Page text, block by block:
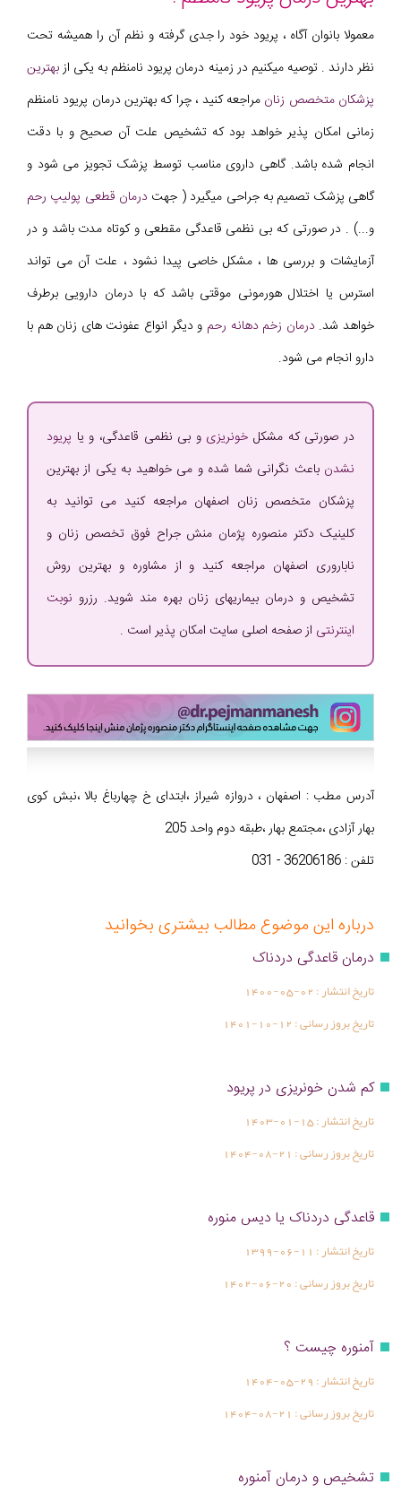
معمولا بانوان آگاه ، پریود خود را جدی گرفته و نظم آن را همیشه تحت
نظر دارند . توصیه میکنیم در زمینه درمان پریود نامنظم به یکی ازبهترین
پزشکان متخصص زنان مراجعه کنید ، چرا که بهترین درمان پریود نامنظم
زمانی امکان پذیر خواهد بود که تشخیص علت آن صحیح و با دقت
انجام شده باشد. گاهی داروی مناسب توسط پزشک تجویز می شود و
گاهی پزشک تصمیم به جراحی میگیرد ( جهت درمان قطعی پولیپ رحم
و...) . در صورتی که بی نظمی قاعدگی مقطعی و کوتاه مدت باشد و در
آزمایشات و بررسی ها ، مشکل خاصی پیدا نشود ، علت آن می تواند
استرس یا اختلال هورمونی موقتی باشد که با درمان دارویی برطرف
خواهد شد. درمان زخم دهانه رحم و دیگر انواع عفونت های زنان هم با
دارو انجام می شود.
در صورتی که مشکل خونریزی و بی نظمی قاعدگی، و یا پریود
نشدن باعث نگرانی شما شده و می خواهید به یکی از بهترین
پزشکان متخصص زنان اصفهان مراجعه کنید می توانید به
کلینیک دکتر منصوره پژمان منش جراح فوق تخصص زنان و
ناباروری اصفهان مراجعه کنید و از مشاوره و بهترین روش
تشخیص و درمان بیماریهای زنان بهره مند شوید. رزرو نوبت
اینترنتی از صفحه اصلی سایت امکان پذیر است .
آدرس مطب : اصفهان ، دروازه شیراز ،ابتدای خ چهارباغ بالا ،نبش کوی
بهار آزادی ،مجتمع بهار ،طبقه دوم واحد 205
تلفن : 36206186 - 031
درباره این موضوع مطالب بیشتری بخوانید
درمان قاعدگی دردناک
تاریخ انتشار :1400-05-02
تاریخ بروز رسانی :1401-10-12
کم شدن خونریزی در پریود
تاریخ انتشار :1403-01-15
تاریخ بروز رسانی : 1404-08-21
قاعدگی دردناک یا دیس منوره
تاریخ انتشار : 1399-06-11
تاریخ بروز رسانی :1402-06-20
آمنوره چیست ؟
تاریخ انتشار :1404-05-29
تاریخ بروز رسانی : 1404-08-21
تشخیص و درمان آمنوره